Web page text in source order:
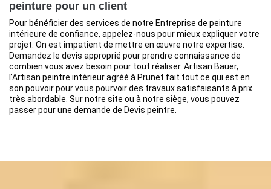
peinture pour un client
Pour bénéficier des services de notre Entreprise de peinture
intérieure de confiance, appelez-nous pour mieux expliquer votre
projet. On est impatient de mettre en œuvre notre expertise.
Demandez le devis approprié pour prendre connaissance de
combien vous avez besoin pour tout réaliser. Artisan Bauer,
l’Artisan peintre intérieur agréé à Prunet fait tout ce qui est en
son pouvoir pour vous pourvoir des travaux satisfaisants à prix
très abordable. Sur notre site ou à notre siège, vous pouvez
passer pour une demande de Devis peintre.